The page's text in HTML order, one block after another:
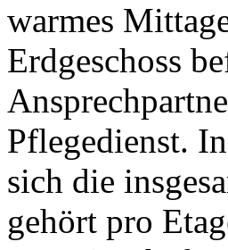
warmes
Erdgeschoss
Pflegedienst.
sich die
gehört pro